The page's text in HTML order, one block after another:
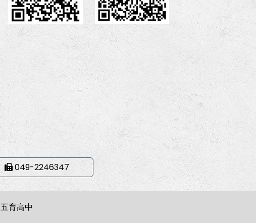
049-2246347
五育高中